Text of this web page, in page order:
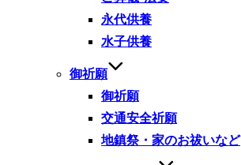
永代供養
水子供養
御祈願
御祈願
交通安全祈願
地鎮祭・家のお祓いなど